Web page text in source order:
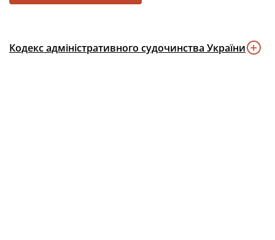
Кодекс адміністративного судочинства України